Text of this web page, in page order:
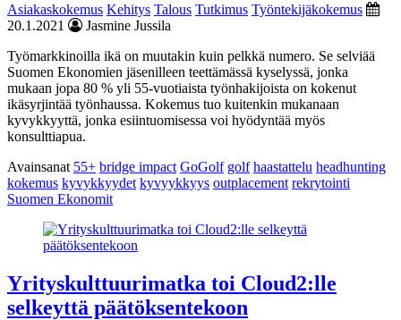
Asiakaskokemus Kehitys Talous Tutkimus Työntekijäkokemus
20.1.2021
Jasmine Jussila
Työmarkkinoilla ikä on muutakin kuin pelkkä numero. Se selviää
Suomen Ekonomien jäsenilleen teettämässä kyselyssä, jonka
mukaan jopa 80 % yli 55-vuotiaista työnhakijoista on kokenut
ikäsyrjintää työnhaussa. Kokemus tuo kuitenkin mukanaan
kyvykkyyttä, jonka esiintuomisessa voi hyödyntää myös
konsulttiapua.
Avainsanat 55+ bridge impact GoGolf golf haastattelu headhunting
kokemus kyvykkyydet kyvyykkyys outplacement rekrytointi
Suomen Ekonomit
Yrityskulttuurimatka toi Cloud2:lle
selkeyttä päätöksentekoon